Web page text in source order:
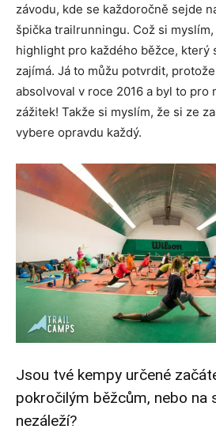
závodu, kde se každoročně sejde
špička trailrunningu. Což si
highlight pro každého běžce, který
zajímá. Já to můžu potvrdit,
absolvoval v roce 2016 a byl to pro
zážitek! Takže si myslím, že si ze
vybere opravdu každý.
Jsou tvé kempy určené
pokročilým běžcům, nebo na
nezáleží?